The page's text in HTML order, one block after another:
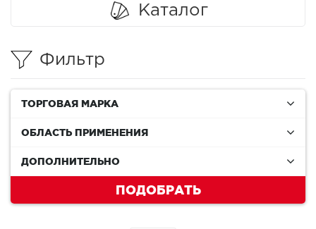
Каталог
Фильтр
ТОРГОВАЯ МАРКА
ОБЛАСТЬ ПРИМЕНЕНИЯ
ДОПОЛНИТЕЛЬНО
ПОДОБРАТЬ